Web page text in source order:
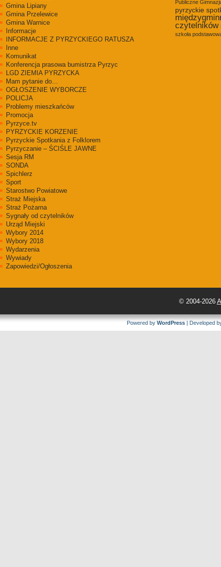
Gmina Lipiany
Gmina Przelewice
Gmina Warnice
Informacje
INFORMACJE Z PYRZYCKIEGO RATUSZA
Inne
Komunikat
Konferencja prasowa bumistrza Pyrzyc
LGD ZIEMIA PYRZYCKA
Mam pytanie do…
OGŁOSZENIE WYBORCZE
POLICJA
Problemy mieszkańców
Promocja
Pyrzyce.tv
PYRZYCKIE KORZENIE
Pyrzyckie Spotkania z Folklorem
Pyrzyczanie – ŚCIŚLE JAWNE
Sesja RM
SONDA
Spichlerz
Sport
Starostwo Powiatowe
Straż Miejska
Straż Pożarna
Sygnały od czytelników
Urząd Miejski
Wybory 2014
Wybory 2018
Wydarzenia
Wywiady
Zapowiedzi/Ogłoszenia
Publiczne
pyrzyckie
czytelników
szkoła
© 2004-2026
Powered by WordPress | Developed